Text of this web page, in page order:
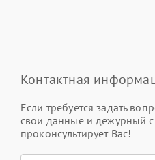
Контактная
Если требуется задать
свои данные и дежурный
проконсультирует Вас!